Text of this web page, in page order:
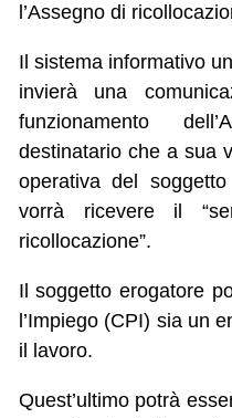
l’Assegno di
Il sistema informativo
invierà una
funzionamento
destinatario che a sua
operativa del
vorrà ricevere il
ricollocazione”.
Il soggetto erogatore
l’Impiego (CPI) sia un
il lavoro.
Quest’ultimo potrà